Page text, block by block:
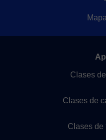
Clases
Clases de
Clases de